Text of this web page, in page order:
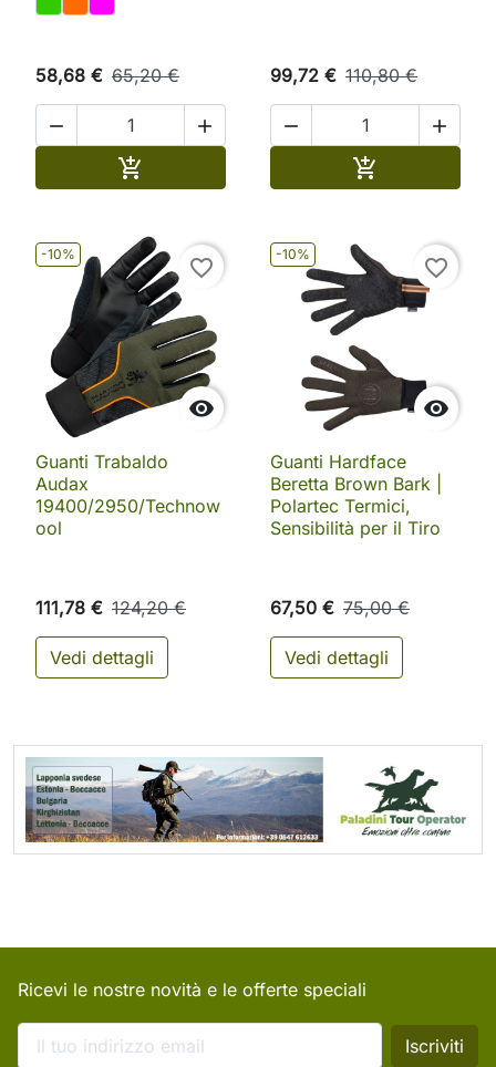
58,68 € 65,20 €
 

99,72 € 110,80 €
 

-10%

favorite_border
Guanti Trabaldo
Audax
19400/2950/Technow
ool
111,78 € 124,20 €
Vedi dettagli
-10%

favorite_border
Guanti Hardface
Beretta Brown Bark |
Polartec Termici,
Sensibilità per il Tiro
67,50 € 75,00 €
Vedi dettagli
Ricevi le nostre novità e le offerte speciali